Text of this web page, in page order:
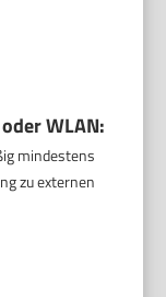
WLAN:
mindestens
zu externen